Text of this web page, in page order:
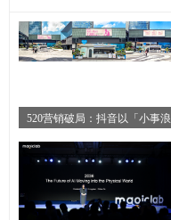
520营销破局：抖音以「小事浪